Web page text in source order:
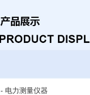
- 电力测量仪器